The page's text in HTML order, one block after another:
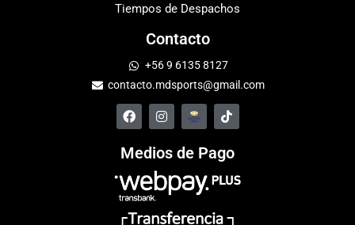
Tiempos de Despachos
Contacto
+56 9 6135 8127
contacto.mdsports@gmail.com
Medios de Pago